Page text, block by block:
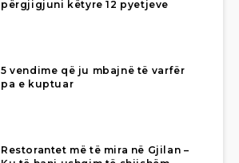
përgjigjuni këtyre 12 pyetjeve
5 vendime që ju mbajnë të varfër
pa e kuptuar
Restorantet më të mira në Gjilan –